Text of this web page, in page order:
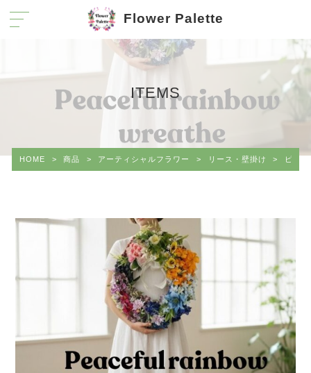
Flower Palette
ITEMS
HOME > 商品 > アーティシャルフラワー > リース・壁掛け > ピー